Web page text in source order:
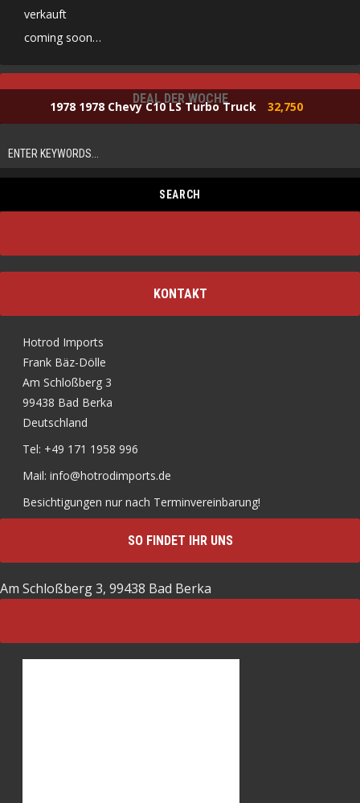
verkauft
coming soon…
DEAL DER WOCHE
1978 1978 Chevy C10 LS Turbo Truck 32,750
KONTAKT
Hotrod Imports
Frank Bäz-Dölle
Am Schloßberg 3
99438 Bad Berka
Deutschland
Tel: +49 171 1958 996
Mail: info@hotrodimports.de
Besichtigungen nur nach Terminvereinbarung!
SO FINDET IHR UNS
Am Schloßberg 3, 99438 Bad Berka